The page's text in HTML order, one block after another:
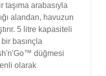
arabasıyla
alandan, havuzun
5 litre kapasiteli
basınçla
düğmesi
olarak